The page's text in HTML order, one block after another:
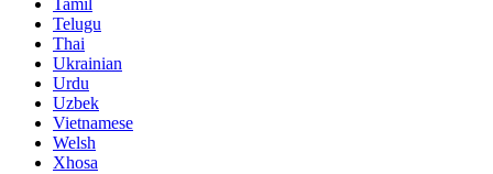
Telugu
Thai
Ukrainian
Urdu
Uzbek
Vietnamese
Welsh
Xhosa